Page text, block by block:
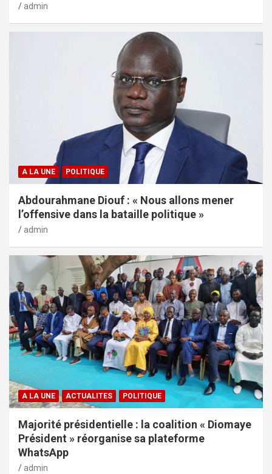
admin
A LA UNE POLITIQUE
Abdourahmane Diouf : « Nous allons mener
l’offensive dans la bataille politique »
admin
A LA UNE ACTUALITES POLITIQUE
Majorité présidentielle : la coalition « Diomaye
Président » réorganise sa plateforme
WhatsApp
admin